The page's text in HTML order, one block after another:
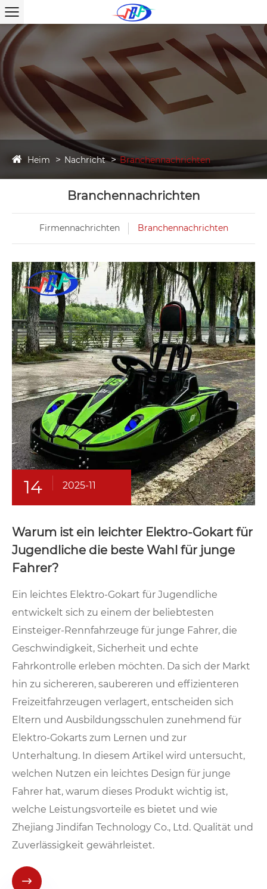
Heim Nachricht Branchennachrichten
Branchennachrichten
Firmennachrichten Branchennachrichten
14 2025-11
Warum ist ein leichter Elektro-Gokart für
Jugendliche die beste Wahl für junge
Fahrer?
​Ein leichtes Elektro-Gokart für Jugendliche
entwickelt sich zu einem der beliebtesten
Einsteiger-Rennfahrzeuge für junge Fahrer, die
Geschwindigkeit, Sicherheit und echte
Fahrkontrolle erleben möchten. Da sich der Markt
hin zu sichereren, saubereren und effizienteren
Freizeitfahrzeugen verlagert, entscheiden sich
Eltern und Ausbildungsschulen zunehmend für
Elektro-Gokarts zum Lernen und zur
Unterhaltung. In diesem Artikel wird untersucht,
welchen Nutzen ein leichtes Design für junge
Fahrer hat, warum dieses Produkt wichtig ist,
welche Leistungsvorteile es bietet und wie
Zhejiang Jindifan Technology Co., Ltd. Qualität und
Zuverlässigkeit gewährleistet.
